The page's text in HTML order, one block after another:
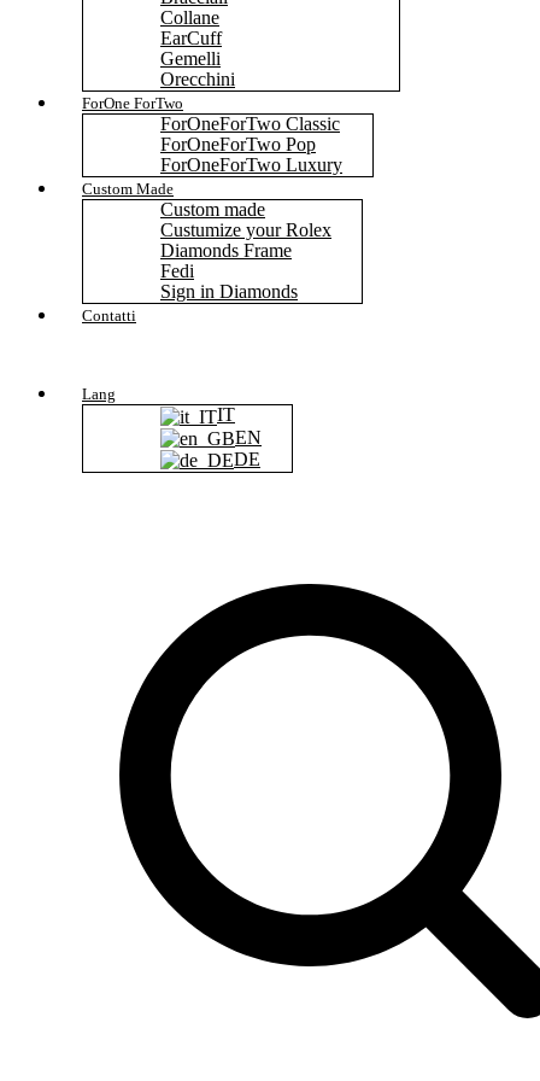
Collane
EarCuff
Gemelli
Orecchini
ForOne ForTwo
ForOneForTwo Classic
ForOneForTwo Pop
ForOneForTwo Luxury
Custom Made
Custom made
Custumize your Rolex
Diamonds Frame
Fedi
Sign in Diamonds
Contatti
Lang
IT
EN
DE